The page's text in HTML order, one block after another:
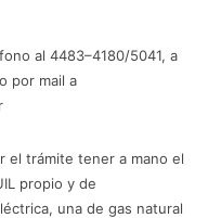
al 4483–4180/5041, a
por mail a
el trámite tener a mano el
propio y de
una de gas natural